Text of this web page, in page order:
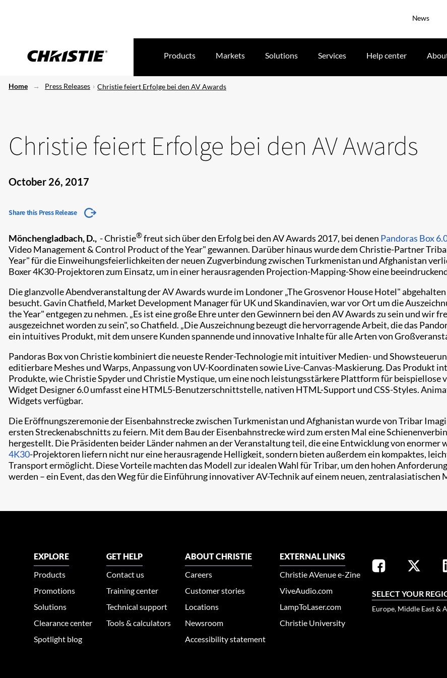
News
Products Markets Solutions Services Help center
Home Press Releases Christie feiert Erfolge bei den AV Awards
Christie feiert Erfolge bei den AV Awards
October 26, 2017
Share this Press Release
Mönchengladbach, D., ​ - ​Christie®freut sich über den Erfolg bei den AV Awards 2017, bei denen Pandoras Box
Video Management & Control Product of the Year" gewannen. Darüber hinaus wurde dem Christie-Partner
Year" für die Einweihungsfeierlichkeiten der neuen Zugverbindung zwischen Turkmenistan und Afghanistan
Boxer 4K30-Projektoren zum Einsatz, um in einer herausragenden Projection-Mapping-Show eine
Die glanzvolle Abendveranstaltung der AV Awards wurde im Londoner „The Grosvenor House Hotel"
besucht. Gavin Chatfield, Market Development Manager für UK und Skandinavien, war vor Ort um die
the Year" entgegen zu nehmen. „Es ist eine große Ehre unter den Gewinnern bei den AV Awards zu sein und wir
ausgezeichnet worden zu sein", so Chatfield. „Die Auszeichnung bezeugt die hervorragende Arbeit, die das
ein intuitives Produkt, mit dem unsere Kunden spannende und innovative Inhalte für alle Arten von
Pandoras Box von Christie kombiniert die neueste Render-Technologie mit intuitiver Medien- und
editierbare Meshes und Warps, Anpassung von UV-Koordinaten sowie Live-Canvas-Maskierung. Das Produkt
Produkte, wie Christie Spyder und Christie Mystique, um eine noch leistungsstärkere Plattform für beispiellose
Widget Designer 6.0 umfasst eine HTML5-Benutzerschnittstelle, nativen HTML-Support und CSS-Styles.
Widgets verfügbar.
Die Eröffnungszeremonie der Eisenbahnstrecke zwischen Turkmenistan und Afghanistan wurde von Tribar
ersten Streckenabschnitts zu feiern. Mit dem Bau der Eisenbahnstrecke wird zum ersten Mal eine
hergestellt. Die Präsidenten beider Länder nahmen an der Veranstaltung teil, die eine Entwicklung von
4K30-Projektoren liefern nicht nur eine herausragende Helligkeit, sondern bieten außerdem ein kompaktes,
Transport ermöglicht. Diese Vorteile machten das Modell zur idealen Wahl für Tribar, um den hohen
werden – ein Event, das den Weg für die Einführung innovativer AV-Technik auf einem neuen, zentralasiatischen
EXPLORE
Products
Promotions
Solutions
Clearance center
Spotlight blog
GET HELP
Contact us
Training center
Technical support
Tools & calculators
ABOUT CHRISTIE
Careers
Customer stories
Locations
Newsroom
Accessibility statement
EXTERNAL LINKS
Christie AVenue e-Zine
ViveAudio.com
LampToLaser.com
Christie University
SELECT YOUR
Europe, Middle East &